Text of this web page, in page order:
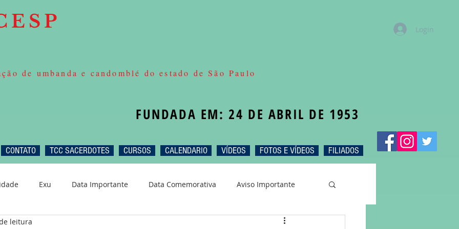
de umbanda e candomblé do estado de São Paulo
Login
FUNDADA EM: 24 DE ABRIL DE 1953
CONTATO TCC SACERDOTES CURSOS CALENDARIO VÍDEOS FOTOS E VÍDEOS FILIADOS
Exu Data Importante Data Comemorativa Aviso Importante
leitura